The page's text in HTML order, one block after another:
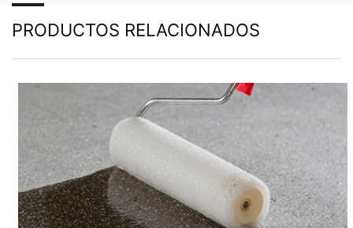
PRODUCTOS RELACIONADOS
se corrijan, bloqueen o eliminen estos datos.